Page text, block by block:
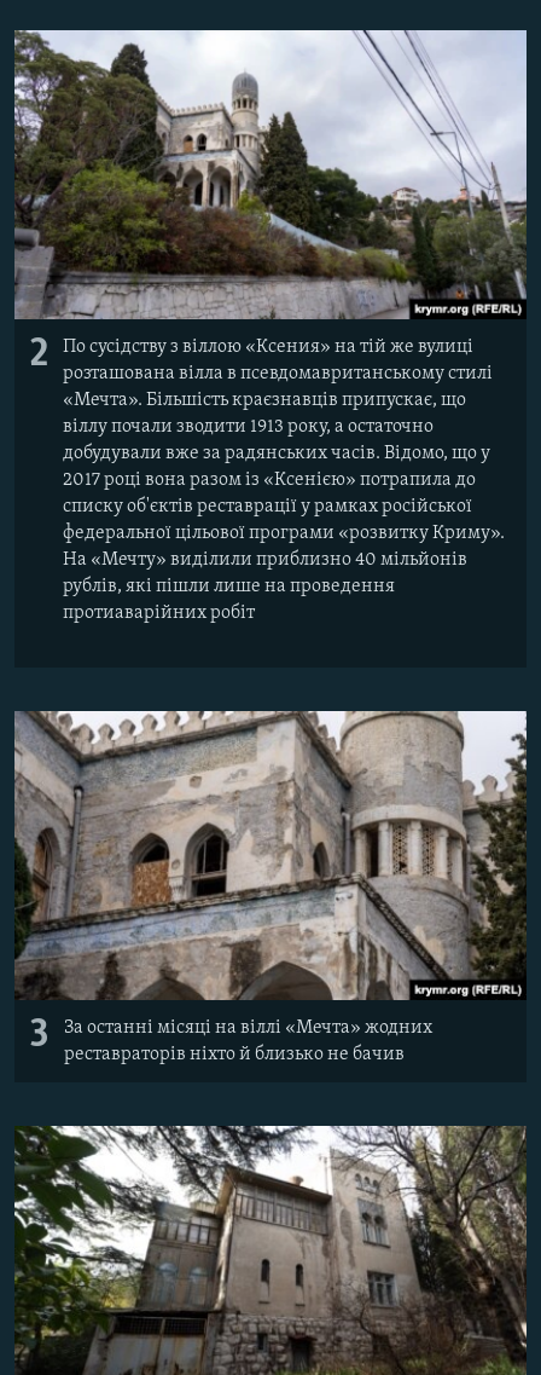
2
По сусідству з віллою «Ксения» на тій же вулиці
розташована вілла в псевдомавританському стилі
«Мечта». Більшість краєзнавців припускає, що
віллу почали зводити 1913 року, а остаточно
добудували вже за радянських часів. Відомо, що у
2017 році вона разом із «Ксенією» потрапила до
списку об'єктів реставрації у рамках російської
федеральної цільової програми «розвитку Криму».
На «Мечту» виділили приблизно 40 мільйонів
рублів, які пішли лише на проведення
протиаварійних робіт
3
За останні місяці на віллі «Мечта» жодних
реставраторів ніхто й близько не бачив